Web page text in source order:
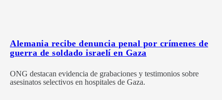
Alemania recibe denuncia penal por crímenes de
guerra de soldado israelí en Gaza
ONG destacan evidencia de grabaciones y testimonios sobre
asesinatos selectivos en hospitales de Gaza.